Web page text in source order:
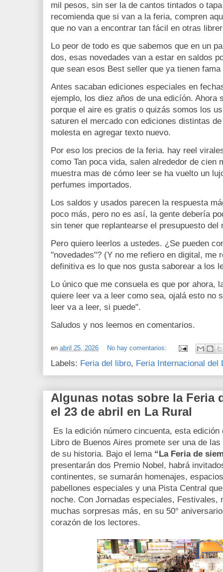
mil pesos, sin ser la de cantos tintados o
recomienda que si van a la feria, compren
que no van a encontrar tan fácil en otras
Lo peor de todo es que sabemos que en un
dos, esas novedades van a estar en saldos
que sean esos Best seller que ya tienen
Antes sacaban ediciones especiales en
ejemplo, los diez años de una edicíón. Ahora
porque el aire es gratis o quizás somos los
saturen el mercado con ediciones distintas
molesta en agregar texto nuevo.
Por eso los precios de la feria. hay reel
como Tan poca vida, salen alrededor de cien
muestra mas de cómo leer se ha vuelto un
perfumes importados.
Los saldos y usados parecen la respuesta
poco más, pero no es así, la gente debería
sin tener que replantearse el presupuesto del
Pero quiero leerlos a ustedes. ¿Se pueden
"novedades"? (Y no me refiero en digital, me
definitiva es lo que nos gusta saborear a los
Lo único que me consuela es que por ahora,
quiere leer va a leer como sea, ojalá esto no
leer va a leer, si puede".
Saludos y nos leemos en comentarios.
en abril 25, 2026 No hay comentarios:
Labels: Feria del libro, Feria Internacional del
Algunas notas sobre la Feria
el 23 de abril en La Rural
Es la edición número cincuenta, esta
Libro de Buenos Aires promete ser una de
de su historia. Bajo el lema“La Feria de
presentarán dos Premio Nobel, habrá
continentes, se sumarán homenajes,
pabellones especiales y una Pista Central
noche. Con Jornadas especiales, Festivales,
muchas sorpresas más, en su 50°
corazón de los lectores.